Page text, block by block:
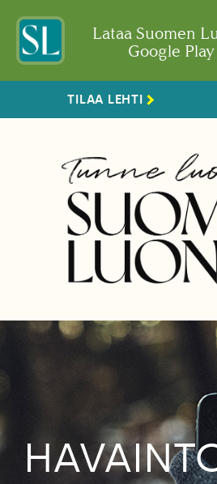
Lataa Suomen
Google
TILAA LEHTI